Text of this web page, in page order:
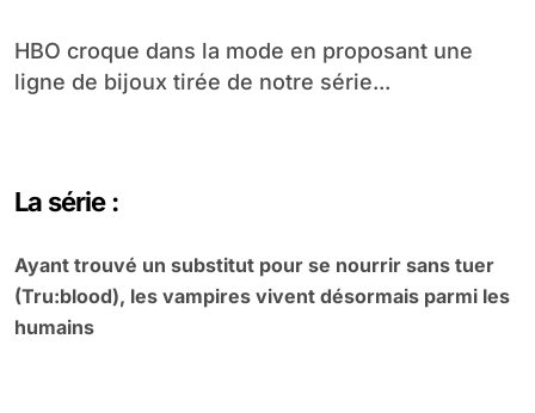
HBO croque dans la mode en proposant une
ligne de bijoux tirée de notre série...
La série :
Ayant trouvé un substitut pour se nourrir sans tuer
(Tru:blood), les vampires vivent désormais parmi les
humains